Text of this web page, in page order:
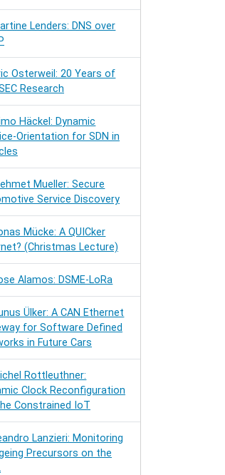
Lenders: DNS over
Osterweil: 20 Years of
Research
Häckel: Dynamic
Orientation for SDN in
Mueller: Secure
Service Discovery
Mücke: A QUICker
(Christmas Lecture)
Alamos: DSME-LoRa
Ülker: A CAN Ethernet
for Software Defined
in Future Cars
Rottleuthner:
Clock Reconfiguration
Constrained IoT
Lanzieri: Monitoring
Precursors on the